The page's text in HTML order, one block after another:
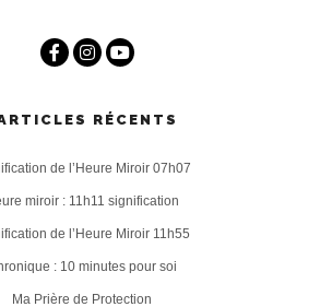
RÉCENTS
de l’Heure Miroir 07h07
miroir : 11h11 signification
de l’Heure Miroir 11h55
: 10 minutes pour soi
Ma Prière de Protection